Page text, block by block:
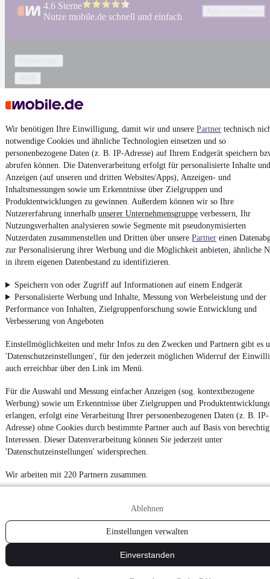
Wir benötigen Ihre Einwilligung, damit wir und unsere Partner technisch
notwendige Cookies und ähnliche Technologien einsetzen und so
personenbezogene Daten (z. B. IP-Adresse) auf Ihrem Endgerät speichern
abrufen können. Die Datenverarbeitung erfolgt für personalisierte Inhalte und
Anzeigen (auf unseren und dritten Websites/Apps), Anzeigen- und
Inhaltsmessungen sowie um Erkenntnisse über Zielgruppen und
Produktentwicklungen zu gewinnen. Außerdem können wir so Ihre
Nutzererfahrung innerhalb unserer Unternehmensgruppe verbessern, Ihr
Nutzungsverhalten analysieren sowie Segmente mit pseudonymisierten
Nutzerdaten zusammenstellen und Dritten über unsere Partner einen
zur Personalisierung ihrer Werbung und die Möglichkeit anbieten, ähnliche
in ihrem eigenen Datenbestand zu identifizieren.
Speichern von oder Zugriff auf Informationen auf einem Endgerät
Personalisierte Werbung und Inhalte, Messung von Werbeleistung und der
Performance von Inhalten, Zielgruppenforschung sowie Entwicklung und
Verbesserung von Angeboten
Einstellmöglichkeiten und mehr Infos zu den Zwecken und Partnern gibt es
'Datenschutzeinstellungen', für den jederzeit möglichen Widerruf der
auch erreichbar über den Link im Menü.
Für die Auswahl und Messung einfacher Anzeigen (sog. kontextbezogene
Werbung) sowie um Erkenntnisse über Zielgruppen und
erlangen, erfolgt eine Verarbeitung Ihrer personenbezogenen Daten (z. B. IP-
Adresse) ohne Cookies durch bestimmte Partner auch auf Basis von
Interessen. Dieser Datenverarbeitung können Sie jederzeit unter
'Datenschutzeinstellungen' widersprechen.
Wir arbeiten mit 220 Partnern zusammen.
Ablehnen
Einstellungen verwalten
Einverstanden
4.6 Sterne
Nutze mobile.de schnell und einfach
Datenschutzeinstellungen
Erklärung zur Barrierefreiheit
Report Security Vulnerability (English)
Powered by
EntdeckeKleinwagen,SUVundWohnmobileund mehr bei
mobile.de